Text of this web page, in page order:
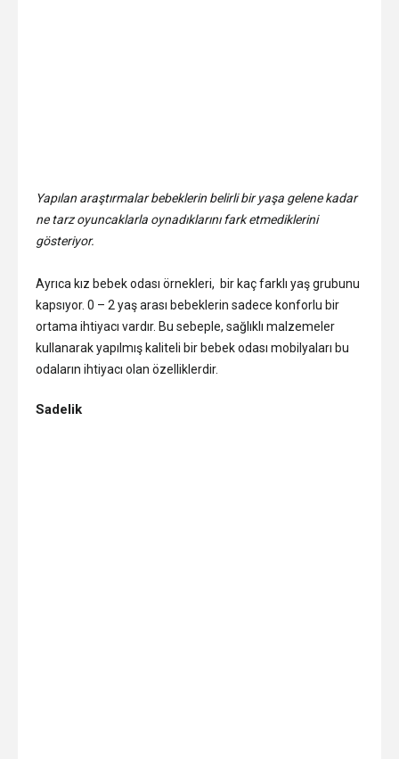
Yapılan araştırmalar bebeklerin belirli bir yaşa gelene kadar
ne tarz oyuncaklarla oynadıklarını fark etmediklerini
gösteriyor.
Ayrıca kız bebek odası örnekleri, bir kaç farklı yaş grubunu
kapsıyor. 0 – 2 yaş arası bebeklerin sadece konforlu bir
ortama ihtiyacı vardır. Bu sebeple, sağlıklı malzemeler
kullanarak yapılmış kaliteli bir bebek odası mobilyaları bu
odaların ihtiyacı olan özelliklerdir.
Sadelik